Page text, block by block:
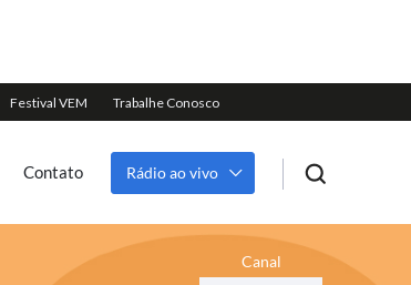
Contato Rádio ao vivo
Canal